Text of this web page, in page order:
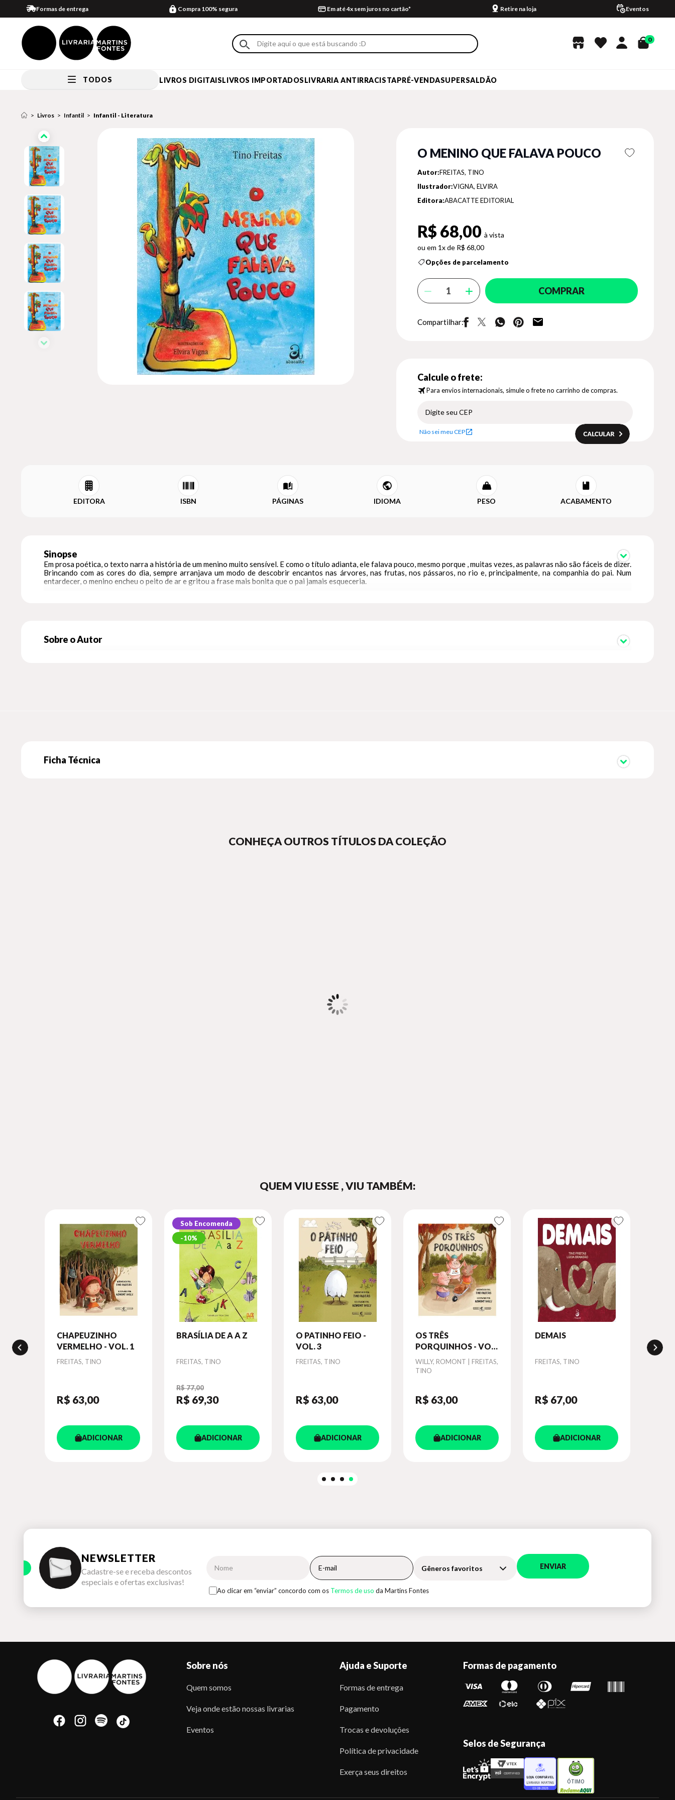
Formas de entrega Compra 100% segura Em até 4x sem juros no cartão* Retire na loja Eventos
0
TODOS LIVROS DIGITAISLIVROS IMPORTADOSLIVRARIA ANTIRRACISTAPRÉ-VENDASUPERSALDÃO
Livros Infantil Infantil - Literatura
O MENINO QUE FALAVA POUCO
Autor:FREITAS, TINO
Ilustrador:VIGNA, ELVIRA
Editora:ABACATTE EDITORIAL
R$ 68,00
1x de R$ 68,00
Opções de parcelamento
COMPRAR
Compartilhar:
Calcule o frete:
Para envios internacionais, simule o frete no carrinho de compras.
Não sei meu CEP
EDITORA ISBN PÁGINAS IDIOMA PESO ACABAMENTO
Sinopse
Em prosa poética, o texto narra a história de um menino muito sensível. E como o título adianta, ele falava pouco, mesmo porque , muitas vezes, as palavras não são fáceis de dizer.
Brincando com as cores do dia, sempre arranjava um modo de descobrir encantos nas árvores, nas frutas, nos pássaros, no rio e, principalmente, na companhia do pai. Num
entardecer, o menino encheu o peito de ar e gritou a frase mais bonita que o pai jamais esqueceria.
Sobre o Autor
Ficha Técnica
CONHEÇA OUTROS TÍTULOS DA COLEÇÃO
QUEM VIU ESSE , VIU TAMBÉM:
CHAPEUZINHO
VERMELHO - VOL. 1
Autor
FREITAS, TINO
R$ 63,00
ADICIONAR
Sob Encomenda
10%
BRASÍLIA DE A A Z
Autor
FREITAS, TINO
R$ 77,00
R$ 69,30
ADICIONAR
O PATINHO FEIO -
VOL. 3
Autor
FREITAS, TINO
R$ 63,00
ADICIONAR
OS TRÊS
PORQUINHOS - VOL.
2
Autor
WILLY, ROMONT | FREITAS,
TINO
R$ 63,00
ADICIONAR
DEMAIS
Autor
FREITAS, TINO
R$ 67,00
ADICIONAR
NEWSLETTER
Cadastre-se e receba descontos
especiais e ofertas exclusivas!
Gêneros favoritos ENVIAR
Ao clicar em “enviar” concordo com os Termos de uso da Martins Fontes
Sobre nós
Quem somos
Veja onde estão nossas livrarias
Eventos
Ajuda e Suporte
Formas de entrega
Pagamento
Trocas e devoluções
Política de privacidade
Exerça seus direitos
Formas de pagamento
Selos de Segurança
ÓTIMO